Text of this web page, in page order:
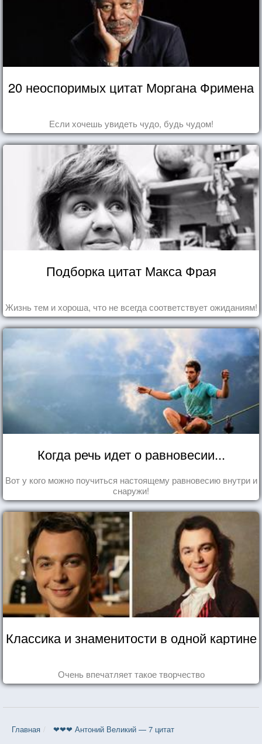
20 неоспоримых цитат Моргана Фримена
Если хочешь увидеть чудо, будь чудом!
Подборка цитат Макса Фрая
Жизнь тем и хороша, что не всегда соответствует ожиданиям!
Когда речь идет о равновесии...
Вот у кого можно поучиться настоящему равновесию внутри и
снаружи!
Классика и знаменитости в одной картине
Очень впечатляет такое творчество
Главная ❤❤❤ Антоний Великий — 7 цитат